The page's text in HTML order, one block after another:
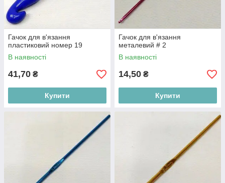
Гачок для в'язання
пластиковий номер 19
В наявності
41,70 ₴
Купити
Гачок для в'язання
металевий # 2
В наявності
14,50 ₴
Купити